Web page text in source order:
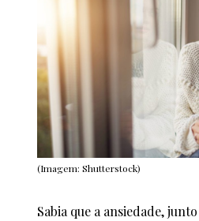
(Imagem: Shutterstock)
Sabia que a ansiedade,